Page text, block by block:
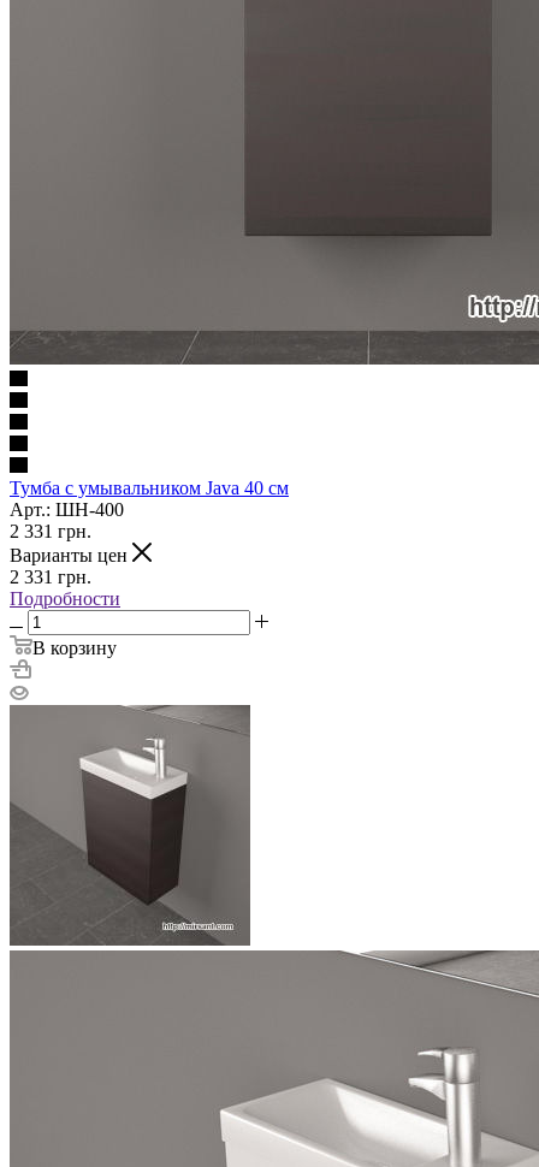
Тумба с умывальником Java 40 см
Арт.: ШН-400
2 331 грн.
Варианты цен
2 331 грн.
Подробности
В корзину